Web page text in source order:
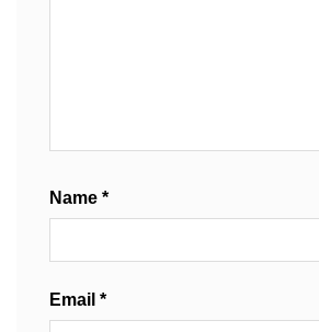
Name *
Email *